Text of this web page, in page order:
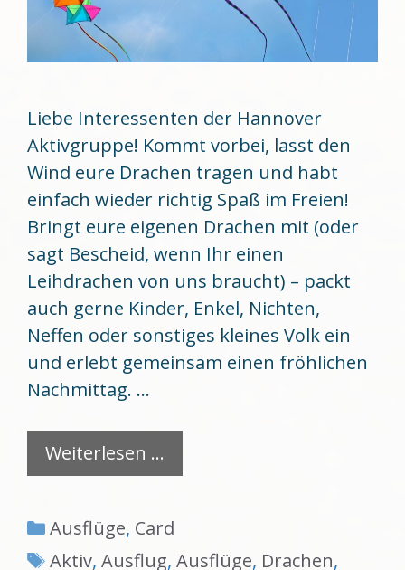
Liebe Interessenten der Hannover
Aktivgruppe! Kommt vorbei, lasst den
Wind eure Drachen tragen und habt
einfach wieder richtig Spaß im Freien!
Bringt eure eigenen Drachen mit (oder
sagt Bescheid, wenn Ihr einen
Leihdrachen von uns braucht) – packt
auch gerne Kinder, Enkel, Nichten,
Neffen oder sonstiges kleines Volk ein
und erlebt gemeinsam einen fröhlichen
Nachmittag. …
Weiterlesen …
Kategorien
Ausflüge, Card
Schlagwörter
Aktiv, Ausflug, Ausflüge, Drachen,